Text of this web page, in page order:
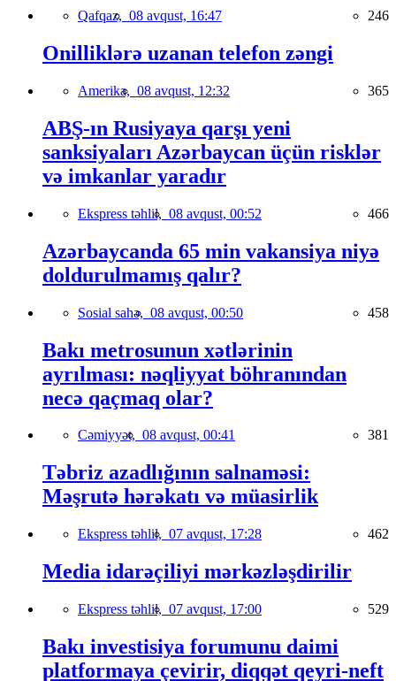
Qafqaz, 08 avqust, 16:47 246
Onilliklərə uzanan telefon zəngi
Amerika, 08 avqust, 12:32 365
ABŞ-ın Rusiyaya qarşı yeni
sanksiyaları Azərbaycan üçün risklər
və imkanlar yaradır
Ekspress təhlil, 08 avqust, 00:52 466
Azərbaycanda 65 min vakansiya niyə
doldurulmamış qalır?
Sosial sahə, 08 avqust, 00:50 458
Bakı metrosunun xətlərinin
ayrılması: nəqliyyat böhranından
necə qaçmaq olar?
Cəmiyyət, 08 avqust, 00:41 381
Təbriz azadlığının salnaməsi:
Məşrutə hərəkatı və müasirlik
Ekspress təhlil, 07 avqust, 17:28 462
Media idarəçiliyi mərkəzləşdirilir
Ekspress təhlil, 07 avqust, 17:00 529
Bakı investisiya forumunu daimi
platformaya çevirir, diqqət qeyri-neft